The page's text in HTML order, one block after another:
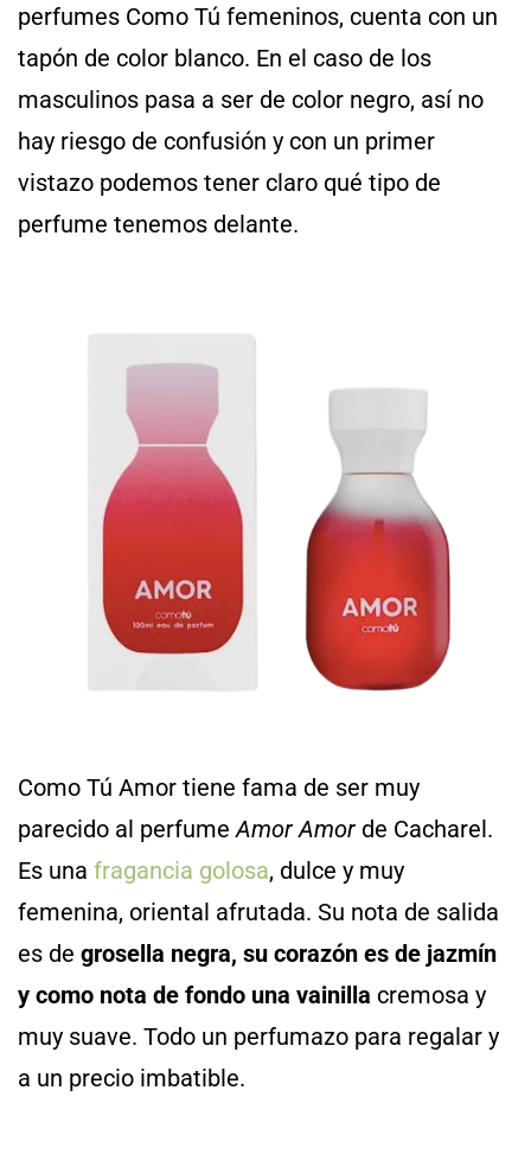
perfumes Como Tú femeninos, cuenta con un
tapón de color blanco. En el caso de los
masculinos pasa a ser de color negro, así no
hay riesgo de confusión y con un primer
vistazo podemos tener claro qué tipo de
perfume tenemos delante.
Como Tú Amor tiene fama de ser muy
parecido al perfumeAmor Amor de Cacharel.
Es una fragancia golosa, dulce y muy
femenina, oriental afrutada. Su nota de salida
es de grosella negra, su corazón es de jazmín
y como nota de fondo una vainilla cremosa y
muy suave. Todo un perfumazo para regalar y
a un precio imbatible.